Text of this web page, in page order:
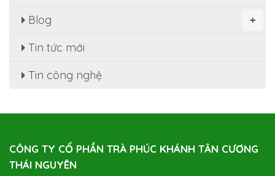
+
Blog
Tin tức mới
Tin công nghệ
CÔNG TY CỔ PHẦN TRÀ PHÚC KHÁNH TÂN CƯƠNG
THÁI NGUYÊN